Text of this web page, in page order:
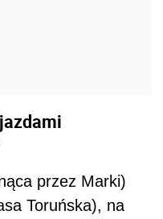
przez Marki)
Toruńska), na